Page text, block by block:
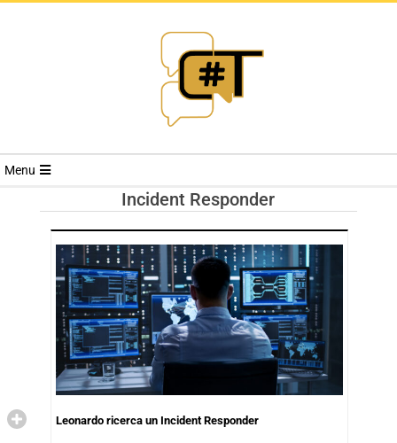
RIVISTA
TRENDS
Menu
Incident Responder
Leonardo ricerca un Incident Responder